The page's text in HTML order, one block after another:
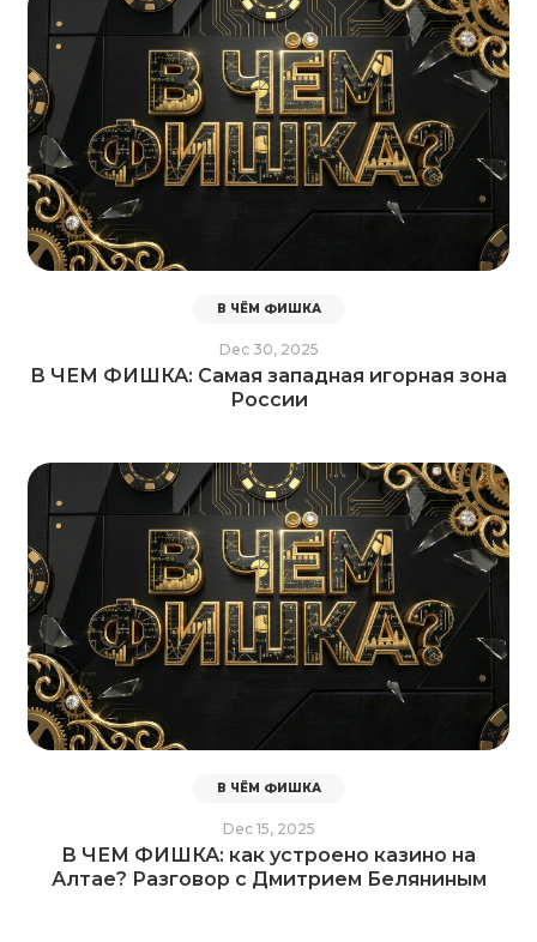
В ЧЁМ ФИШКА
Dec 30, 2025
В ЧЕМ ФИШКА: Самая западная игорная зона
России
В ЧЁМ ФИШКА
Dec 15, 2025
В ЧЕМ ФИШКА: как устроено казино на
Алтае? Разговор с Дмитрием Беляниным